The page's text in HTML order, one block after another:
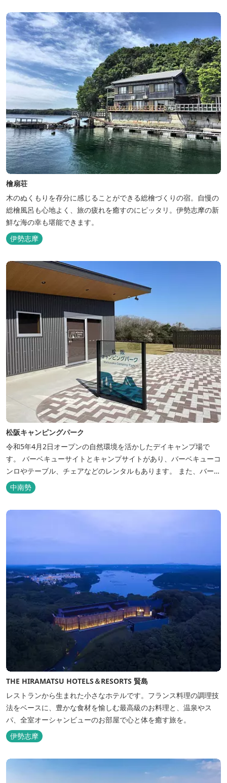
も楽しみのひとつです。 また、日帰りプランでは、クラフト体験工
房にてモザイクタイル...
檜扇荘
木のぬくもりを存分に感じることができる総檜づくりの宿。自慢の
総檜風呂も心地よく、旅の疲れを癒すのにピッタリ。伊勢志摩の新
鮮な海の幸も堪能できます。
伊勢志摩
松阪キャンピングパーク
令和5年4月2日オープンの自然環境を活かしたデイキャンプ場で
す。 バーベキューサイトとキャンプサイトがあり、バーベキューコ
ンロやテーブル、チェアなどのレンタルもあります。 また、バーベ
キューサイトは屋根があり雨でも利用いただけます！ 皆さん、ぜひ
ご利用ください！
中南勢
THE HIRAMATSU HOTELS＆RESORTS 賢島
レストランから生まれた小さなホテルです。フランス料理の調理技
法をベースに、豊かな食材を愉しむ最高級のお料理と、温泉やス
パ、全室オーシャンビューのお部屋で心と体を癒す旅を。
伊勢志摩